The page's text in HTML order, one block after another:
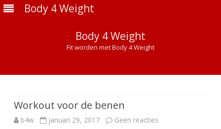
Body 4 Weight
Body 4 Weight
Fit worden met Body 4 Weight
de
inhoud
Workout voor de benen
b4w januari 29, 2017 Geen reacties